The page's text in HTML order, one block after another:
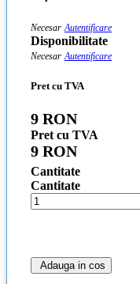
Necesar Autentificare
Disponibilitate
Necesar Autentificare
Pret cu TVA
9 RON
Pret cu TVA
9 RON
Cantitate
Cantitate
Adauga in cos